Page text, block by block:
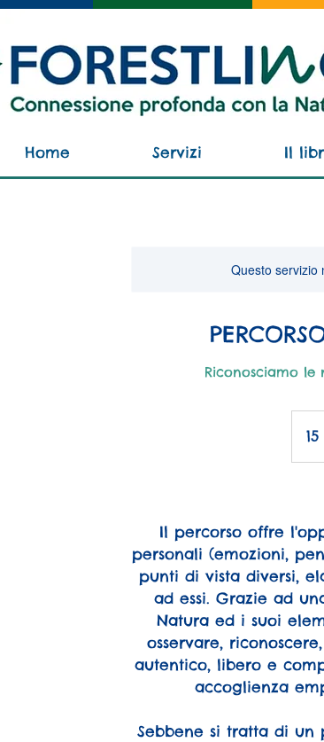
Home Servizi Il
Questo servizio
Riconosciamo
Il percorso offre
personali (emozioni,
punti di vista diversi,
ad essi. Grazie ad
Natura ed i suoi
osservare,
autentico, libero e
accoglienza
Sebbene si tratta di